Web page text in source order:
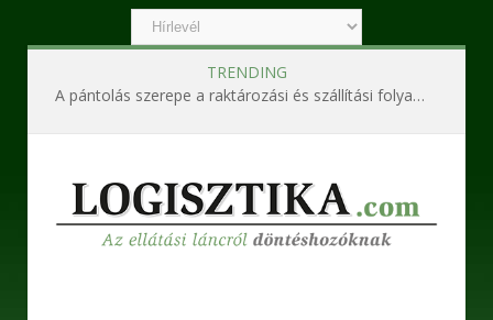
TRENDING
A pántolás szerepe a raktározási és szállítási folyamatokban